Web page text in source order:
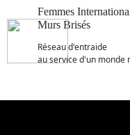
Femmes
Murs Brisés
R​éseau d'entraide
au service d'un monde